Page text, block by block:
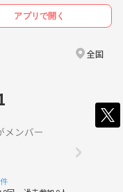
アプリで開く
全国
メンバー